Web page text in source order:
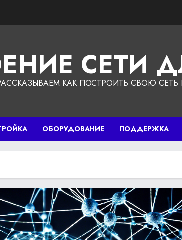
СЕТИ
КАК ПОСТРОИТЬ СВОЮ
ОБОРУДОВАНИЕ ПОДДЕРЖКА